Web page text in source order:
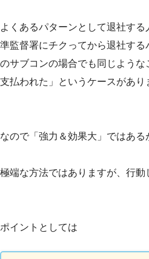
よくあるパターンとして退社す
準監督署にチクってから退社す
のサブコンの場合でも同じよう
支払われた」というケースがあり
なので「強力＆効果大」ではある
極端な方法ではありますが、行動
ポイントとしては